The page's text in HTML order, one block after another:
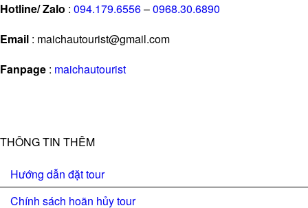
Hotline/ Zalo : 094.179.6556–0968.30.6890
Email : maichautourist@gmail.com
Fanpage : maichautourist
THÔNG TIN THÊM
Hướng dẫn đặt tour
Chính sách hoãn hủy tour